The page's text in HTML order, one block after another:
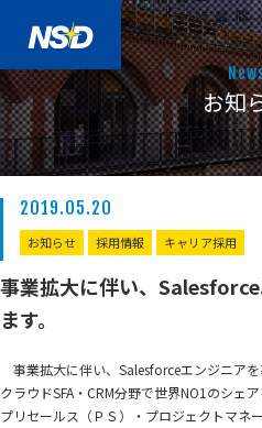
お知
2019.05.20
お知らせ 採用情報 キャリア採用
事業拡大に伴い、
ます。
事業拡大に伴い、Salesforceエンジニアを
クラウドSFA・CRM分野で世界NO1のシェ
プリセールス（ＰＳ）・プロジェクトマネ